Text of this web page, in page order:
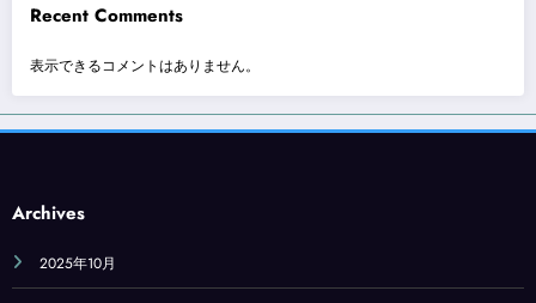
Recent Comments
表示できるコメントはありません。
Archives
2025年10月